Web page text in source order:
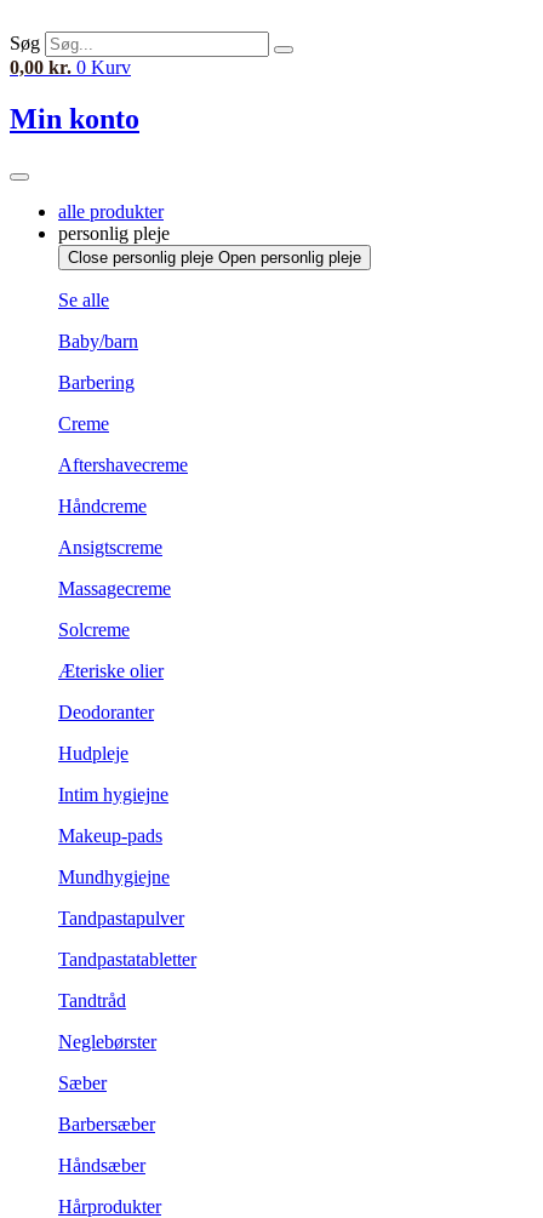
til
indhold
Søg
0,00 kr. 0 Kurv
Min konto
alle produkter
personlig pleje
Close personlig pleje Open personlig pleje
Se alle
Baby/barn
Barbering
Creme
Aftershavecreme
Håndcreme
Ansigtscreme
Massagecreme
Solcreme
Æteriske olier
Deodoranter
Hudpleje
Intim hygiejne
Makeup-pads
Mundhygiejne
Tandpastapulver
Tandpastatabletter
Tandtråd
Neglebørster
Sæber
Barbersæber
Håndsæber
Hårprodukter